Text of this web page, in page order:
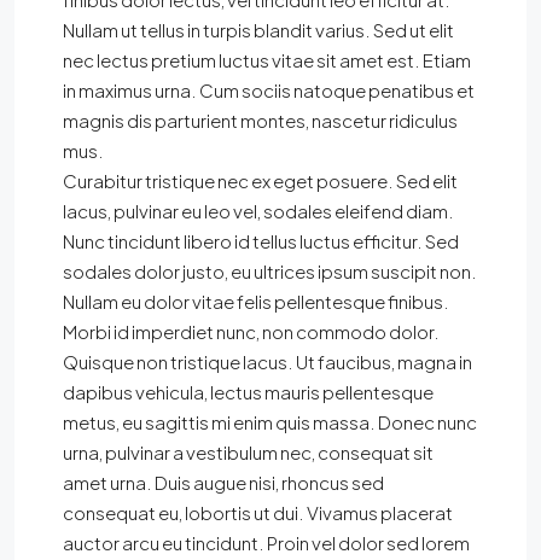
Nullam ut tellus in turpis blandit varius. Sed ut elit
nec lectus pretium luctus vitae sit amet est. Etiam
in maximus urna. Cum sociis natoque penatibus et
magnis dis parturient montes, nascetur ridiculus
mus.
Curabitur tristique nec ex eget posuere. Sed elit
lacus, pulvinar eu leo vel, sodales eleifend diam.
Nunc tincidunt libero id tellus luctus efficitur. Sed
sodales dolor justo, eu ultrices ipsum suscipit non.
Nullam eu dolor vitae felis pellentesque finibus.
Morbi id imperdiet nunc, non commodo dolor.
Quisque non tristique lacus. Ut faucibus, magna in
dapibus vehicula, lectus mauris pellentesque
metus, eu sagittis mi enim quis massa. Donec nunc
urna, pulvinar a vestibulum nec, consequat sit
amet urna. Duis augue nisi, rhoncus sed
consequat eu, lobortis ut dui. Vivamus placerat
auctor arcu eu tincidunt. Proin vel dolor sed lorem